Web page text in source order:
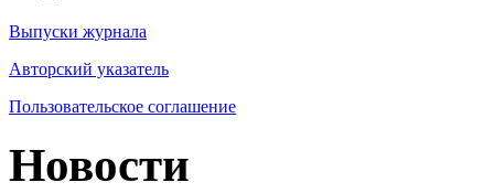
Выпуски журнала
Авторский указатель
Пользовательское соглашение
Новости